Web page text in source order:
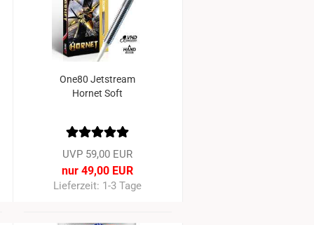
One80 Jetstream
Hornet Soft
UVP 59,00 EUR
nur 49,00 EUR
Lieferzeit: 1-3 Tage